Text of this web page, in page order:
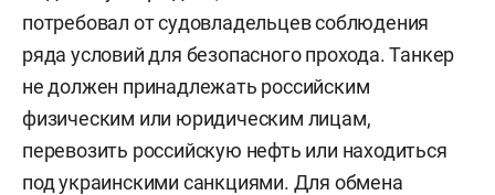
потребовал от судовладельцев соблюдения
ряда условий для безопасного прохода. Танкер
не должен принадлежать российским
физическим или юридическим лицам,
перевозить российскую нефть или находиться
под украинскими санкциями. Для обмена